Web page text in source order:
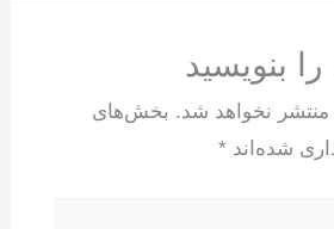
بنویسید
نخواهد شد. بخش‌های
شده‌اند *